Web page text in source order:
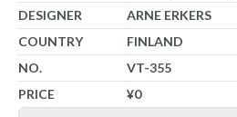
DESIGNER
ARNE ERKERS
COUNTRY
FINLAND
NO.
VT-355
PRICE
¥0